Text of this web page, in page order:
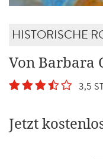
HISTORISCHE
Von Barbara
3,5
Jetzt